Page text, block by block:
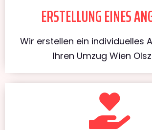
ERSTELLUNG EINES
Wir erstellen ein individuelles
Ihren Umzug Wien